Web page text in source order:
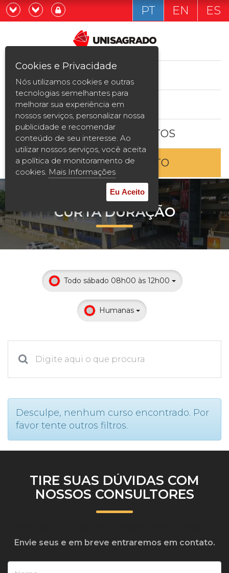
Graduação
Pós-graduação e MBA
Curta Duração
Vestibular
2ª Graduação
Transferência
Reingresso
Prouni
Desconto de pontualidade
UATI
Já sou estudande
Quero ser estudante
PT EN ES
ESTUDE AQUI
BOLSAS E DESCONTOS
ENTRE EM CONTATO
CURTA DURAÇÃO
Todo sábado 08h00 às 12h00
Humanas
Desculpe, nenhum curso encontrado. Por
favor tente outros filtros.
TIRE SUAS DÚVIDAS COM
NOSSOS CONSULTORES
Envie seus e em breve entraremos em contato.
Cookies e Privacidade
Nós utilizamos cookies e outras
tecnologias semelhantes para
melhorar sua experiência em
nossos serviços, personalizar nossa
publicidade e recomendar
conteúdo de seu interesse. Ao
utilizar nossos serviços, você aceita
a política de monitoramento de
cookies. Mais Informações
Eu Aceito